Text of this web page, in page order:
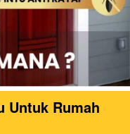
Untuk Rumah